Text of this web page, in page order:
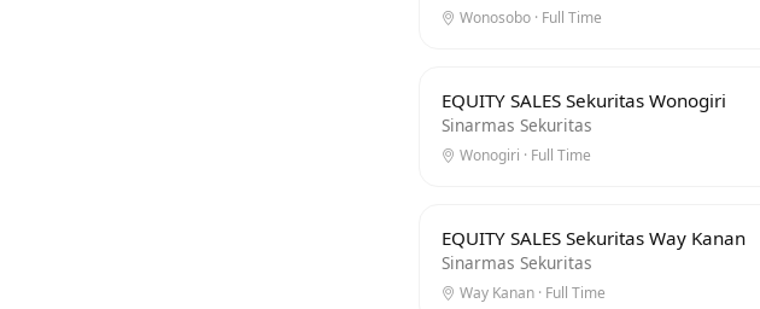
Wonosobo · Full Time
EQUITY SALES Sekuritas Wonogiri
Sinarmas Sekuritas
Wonogiri · Full Time
EQUITY SALES Sekuritas Way Kanan
Sinarmas Sekuritas
Way Kanan · Full Time